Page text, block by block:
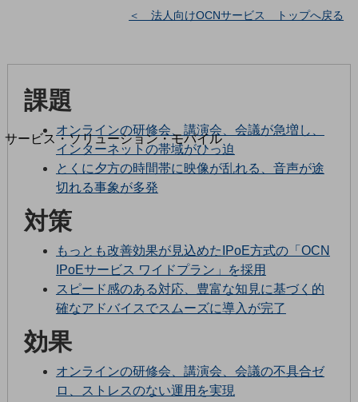
地域経済のさらなる活性化に取り組みます
別ウィンドウで開きます
サービス・ソリューション・モバイル
サービス・ソリューションTOP
DXに関する課題を解決する
カテゴリーで探す
カテゴリーで探すTOP
ネットワーク・モバイル
クラウド・データセンター
セキュリティ
＜ 法人向けOCNサービス トップへ戻る
課題
オンラインの研修会、講演会、会議が急増し、
インターネットの帯域がひっ迫
とくに夕方の時間帯に映像が乱れる、音声が途
切れる事象が多発
対策
もっとも改善効果が見込めたIPoE方式の「OCN
IPoEサービス ワイドプラン」を採用
スピード感のある対応、豊富な知見に基づく的
確なアドバイスでスムーズに導入が完了
効果
オンラインの研修会、講演会、会議の不具合ゼ
ロ、ストレスのない運用を実現